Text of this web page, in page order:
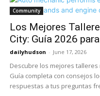
Community
Los Mejores
City: Guía 2026
dailyhudson - June 17, 2026
Descubre los mejores talleres
Guía completa con consejos
respuestas a tus preguntas